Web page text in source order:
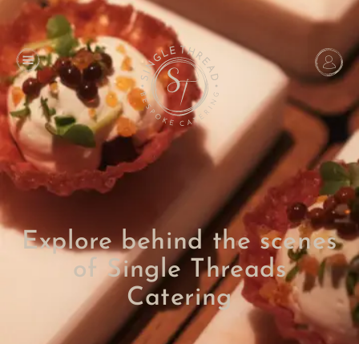
Explore behind the scenes
of Single Threads
Catering